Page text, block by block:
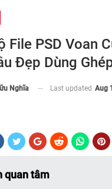
File PSD Voan
Đẹp Dùng
Nghĩa Last updated Aug
quan tâm